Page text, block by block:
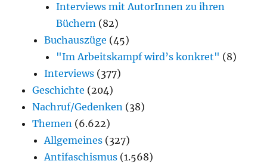
Interviews mit AutorInnen zu ihren
Büchern (82)
Buchauszüge (45)
"Im Arbeitskampf wird’s konkret" (8)
Interviews (377)
Geschichte (204)
Nachruf/Gedenken (38)
Themen (6.622)
Allgemeines (327)
Antifaschismus (1.568)